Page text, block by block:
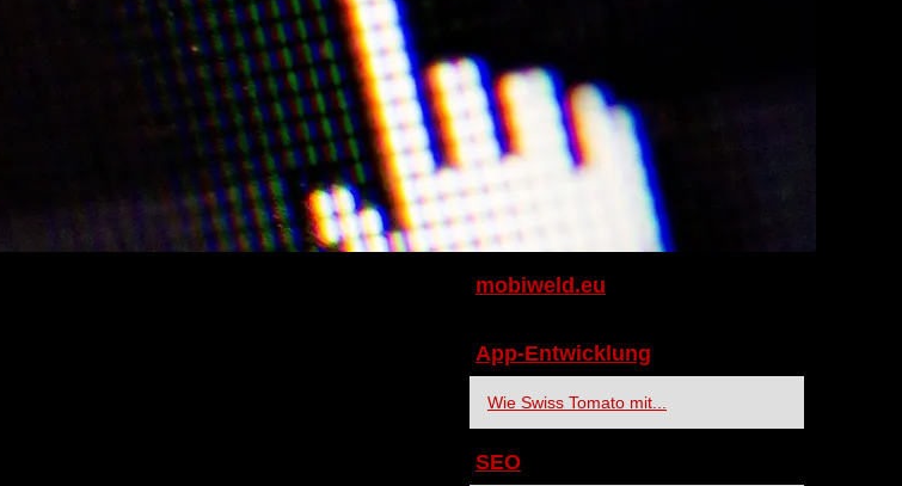
mobiweld.eu
App-Entwicklung
Wie Swiss Tomato mit...
SEO